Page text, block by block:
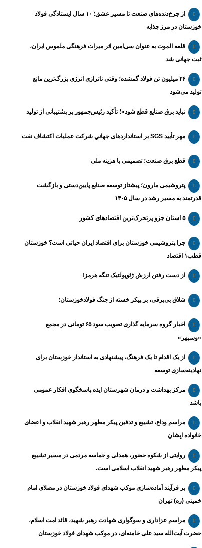
از چرخ‌دنده‌های صنعت تا مسیر عشق؛ ۱۰ سال ایستادگی فولاد
خوزستان در مرز چذابه
قلعه الموت به عنوان سی‌امین اثر میراث‌ فرهنگی ملموس ایران،
ثبت جهانی شد
۲۶ میلیون تن فولاد گمشده؛ وقتی ناترازی انرژی بزرگ‌ترین مانع
تولید می‌شود
نباید برق صنایع قطع شود»؛ تأکید رئیس‌جمهور بر پشتیبانی از تولید
مهر تأیید SGS بر استانداردهای جهانیِ شرکت عملیات اکتشاف نفت
قطع برق صنعت؛ تصمیمی با هزینه ملی
پتروشیمی مارون؛ پیشتاز توسعه صنایع پایین‌دستی و بازگشت
قدرتمند به مسیر رشد در سال ۱۴۰۵
۵ استان جزو پرتحرک‌ترین اقتصاد‌های کشور
چرا پتروشیمی خوزستان برای اقتصاد ایران حیاتی است؟ خوزستان
قطب۱ اقتصاد
از دست رفتن ارزش ژئوپولتیک تنگه هرمز!
شلاق‌ بی‌برقی، بر پیکر خسته‌ از جنگ فولادخوزستان؛
اخبار گروه سرمایه گذاری تصویب سود ۶۵ تومانی در مجمع
«وسپهر»
از یک اقدام تا یک فرهنگ، پیشنهادی به استاندار خوزستان برای
نهادینه‌سازی توسعه
مرکز بهداشت و درمان شهرستان ایذه پاسخگوی افکار عمومی
باشد
مراسم وداع، تشییع و تدفین پیکر مطهر رهبر شهید انقلاب و اعضای
خانواده ایشان
روایتی از شکوه حضور، همدلی و حماسه مردمی در مسیر تشییع
پیکر مطهر رهبر شهید انقلاب اسلامی است.
بر فرآیند آماده‌سازی موکب شهدای فولاد خوزستان در مصلای امام
خمینی (ره) تهران
مراسم عزاداری و سوگواری شهادت رهبر شهید، قائد امت اسلام،
حضرت آیت‌الله سید علی خامنه‌ای، در موکب شهدای فولاد خوزستان